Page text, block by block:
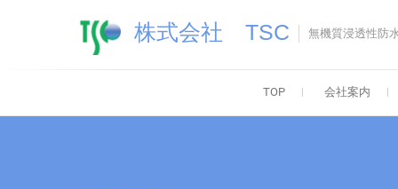
株式会社 TSC 無機質浸透性防
TOP 会社案内